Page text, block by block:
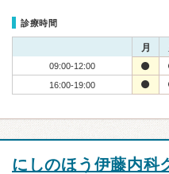
診療時間
月
09:00-12:00
16:00-19:00
にしのほう伊藤内科